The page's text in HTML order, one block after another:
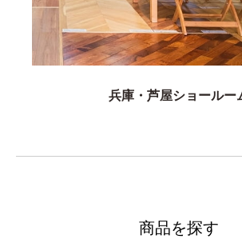
兵庫・芦屋ショールー
商品を探す